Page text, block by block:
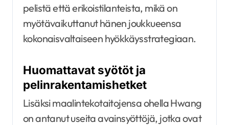
pelistä että erikoistilanteista, mikä on
myötävaikuttanut hänen joukkueensa
kokonaisvaltaiseen hyökkäysstrategiaan.
Huomattavat syötöt ja
pelinrakentamishetket
Lisäksi maalintekotaitojensa ohella Hwang
on antanut useita avainsyöttöjä, jotka ovat